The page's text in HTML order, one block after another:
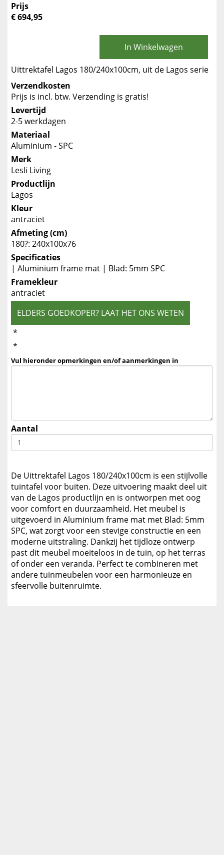
Prijs
€ 694,95
In Winkelwagen
Uittrektafel Lagos 180/240x100cm, uit de Lagos serie
Verzendkosten
Prijs is incl. btw. Verzending is gratis!
Levertijd
2-5 werkdagen
Materiaal
Aluminium - SPC
Merk
Lesli Living
Productlijn
Lagos
Kleur
antraciet
Afmeting (cm)
180?: 240x100x76
Specificaties
| Aluminium frame mat | Blad: 5mm SPC
Framekleur
antraciet
ELDERS GOEDKOPER? LAAT HET ONS WETEN
*
*
Vul hieronder opmerkingen en/of aanmerkingen in
Aantal
De Uittrektafel Lagos 180/240x100cm is een stijlvolle
tuintafel voor buiten. Deze uitvoering maakt deel uit
van de Lagos productlijn en is ontworpen met oog
voor comfort en duurzaamheid. Het meubel is
uitgevoerd in Aluminium frame mat met Blad: 5mm
SPC, wat zorgt voor een stevige constructie en een
moderne uitstraling. Dankzij het tijdloze ontwerp
past dit meubel moeiteloos in de tuin, op het terras
of onder een veranda. Perfect te combineren met
andere tuinmeubelen voor een harmonieuze en
sfeervolle buitenruimte.